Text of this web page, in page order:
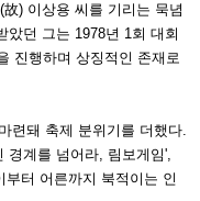
) 이상용 씨를 기리는 묵념
았던 그는 1978년 1회 대회
진행하며 상징적인 존재로
련돼 축제 분위기를 더했다.
경계를 넘어라, 림보게임',
터 어른까지 북적이는 인